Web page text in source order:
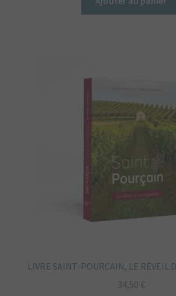
LIVRE SAINT-POURCAIN, LE RÉVEIL
34,50 €